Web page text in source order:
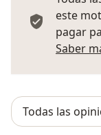
este
pagar
Saber